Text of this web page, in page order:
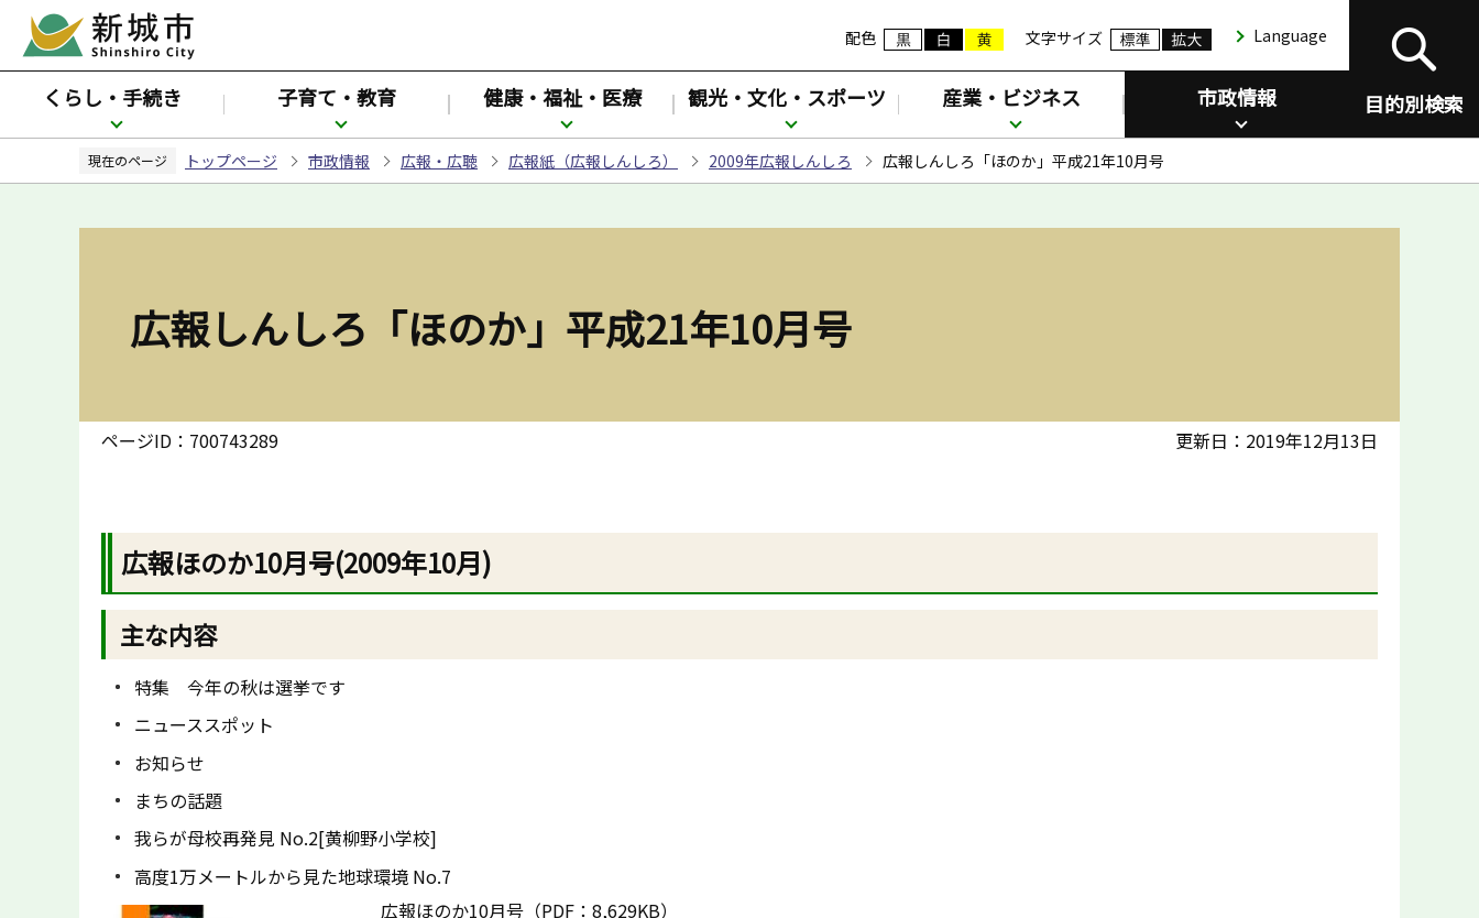
ペ
ジ
先
配色 文字サイズ Language
目的別検索
くらし・手続き 子育て・教育 健康・福祉・医療 観光・文化・スポーツ 産業・ビジネス 市政情報
現在のページ トップページ 市政情報 広報・広聴 広報紙（広報しんしろ） 2009年広報しんしろ 広報しんしろ「ほのか」平成21年10月号
広報しんしろ「ほのか」平成21年10月号
ページID：700743289 更新日：2019年12月13日
広報ほのか10月号(2009年10月)
主な内容
特集 今年の秋は選挙です
ニューススポット
お知らせ
まちの話題
我らが母校再発見 No.2[黄柳野小学校]
高度1万メートルから見た地球環境 No.7
広報ほのか10月号（PDF：8,629KB）